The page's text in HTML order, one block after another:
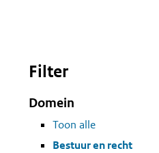
Filter
Domein
Toon alle
Bestuur en recht